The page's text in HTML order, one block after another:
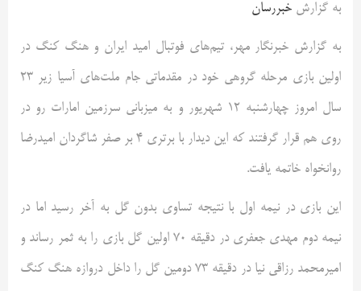
به گزارش خبررسان
به گزارش خبرنگار مهر، تیم‌های فوتبال امید ایران و هنگ کنگ در
اولین بازی مرحله گروهی خود در مقدماتی جام ملت‌های آسیا زیر ۲۳
سال امروز چهارشنبه ۱۲ شهریور و به میزبانی سرزمین امارات رو در
روی هم قرار گرفتند که این دیدار با برتری ۴ بر صفر شاگردان امیدرضا
روانخواه خاتمه یافت.
این بازی در نیمه اول با نتیجه تساوی بدون گل به آخر رسید اما در
نیمه دوم مهدی جعفری در دقیقه ۷۰ اولین گل بازی را به ثمر رساند و
امیرمحمد رزاقی نیا در دقیقه ۷۳ دومین گل را داخل دروازه هنگ کنگ